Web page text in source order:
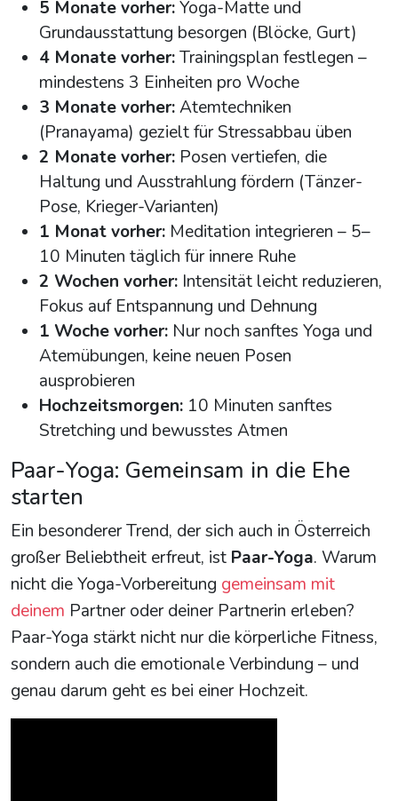
5 Monate vorher:Yoga-Matte und
Grundausstattung besorgen (Blöcke, Gurt)
4 Monate vorher:Trainingsplan festlegen –
mindestens 3 Einheiten pro Woche
3 Monate vorher:Atemtechniken
(Pranayama) gezielt für Stressabbau üben
2 Monate vorher: Posen vertiefen, die
Haltung und Ausstrahlung fördern (Tänzer-
Pose, Krieger-Varianten)
1 Monat vorher: Meditation integrieren – 5–
10 Minuten täglich für innere Ruhe
2 Wochen vorher: Intensität leicht reduzieren,
Fokus auf Entspannung und Dehnung
1 Woche vorher: Nur noch sanftes Yoga und
Atemübungen, keine neuen Posen
ausprobieren
Hochzeitsmorgen: 10 Minuten sanftes
Stretching und bewusstes Atmen
Paar-Yoga: Gemeinsam in die Ehe
starten
Ein besonderer Trend, der sich auch in Österreich
großer Beliebtheit erfreut, ist Paar-Yoga. Warum
nicht die Yoga-Vorbereitung gemeinsam mit
deinem Partner oder deiner Partnerin erleben?
Paar-Yoga stärkt nicht nur die körperliche Fitness,
sondern auch die emotionale Verbindung – und
genau darum geht es bei einer Hochzeit.